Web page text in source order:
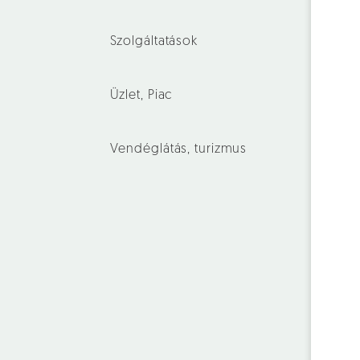
Szolgáltatások
Üzlet, Piac
Vendéglátás, turizmus